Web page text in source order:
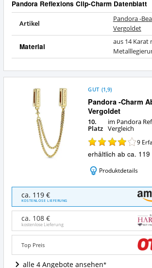
Pandora Reflexions Clip-Charm Datenblatt
Artikel
Pandora -
Vergoldet
Material
aus 14 Karat
Pandora -Charm
Vergoldet
GUT (1,9)
10.
Platz
im Pandora
Vergleich
9
erhältlich ab ca. 119
Produktdetails
Pandora
Charm
Abstandhalter
Vergoldet
Angebote:
dieser
ca. 119 €
KOSTENLOSE LIEFERUNG
ca. 108 €
kostenlose Lieferung
Top Preis
alle 4 Angebote ansehen